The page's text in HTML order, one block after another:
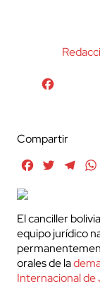
Compartir
FacebookTwitter
El canciller
equipo jurídico
orales de la
Internacional de